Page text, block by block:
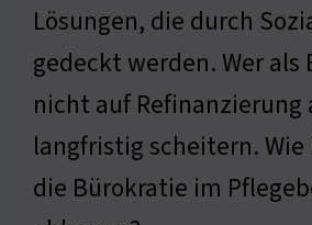
Lösungen, die durch
gedeckt werden. Wer als
nicht auf
langfristig scheitern.
die Bürokratie im